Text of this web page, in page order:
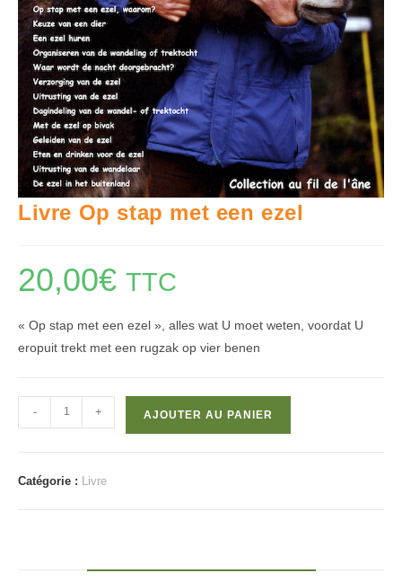
Livre Op stap met een ezel
20,00€ TTC
« Op stap met een ezel », alles wat U moet weten, voordat U
eropuit trekt met een rugzak op vier benen
de
Op
- + AJOUTER AU PANIER
Catégorie : Livre